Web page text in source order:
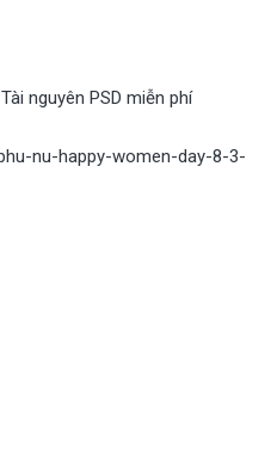
Tài nguyên PSD miễn phí